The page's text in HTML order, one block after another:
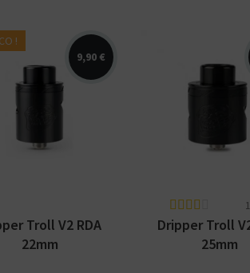
!
9,90 €
Wotofo Troll
d'un diamètre de 22
pour l'e-liquide.
Troll V2 RDA
22mm
Dripper Troll V2
Wotofo.
pour l'e-liquide.
Dripper Troll
25mm